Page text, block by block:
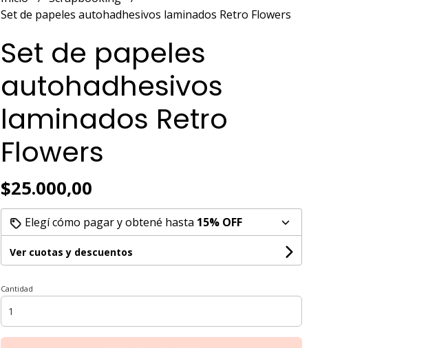
Set de papeles autohadhesivos laminados Retro Flowers
Set de papeles
autohadhesivos
laminados Retro
Flowers
$25.000,00
Elegí cómo pagar y obtené hasta 15% OFF
Ver cuotas y descuentos
Cantidad